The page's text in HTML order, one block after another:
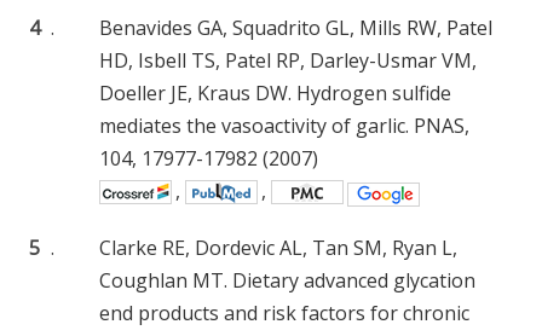
4 .
Benavides GA, Squadrito GL, Mills RW, Patel
HD, Isbell TS, Patel RP, Darley-Usmar VM,
Doeller JE, Kraus DW. Hydrogen sulfide
mediates the vasoactivity of garlic. PNAS,
104, 17977-17982 (2007)
,
,
5 .
Clarke RE, Dordevic AL, Tan SM, Ryan L,
Coughlan MT. Dietary advanced glycation
end products and risk factors for chronic